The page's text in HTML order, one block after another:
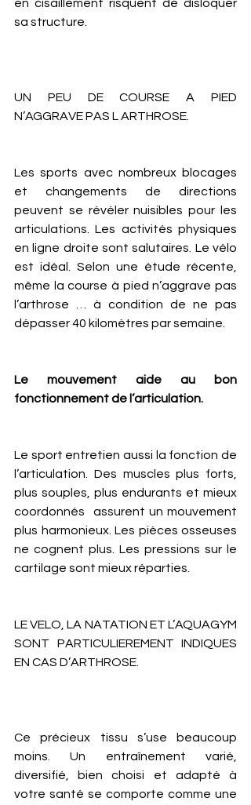
en cisaillement risquent de disloquer
sa structure.
UN PEU DE COURSE A PIED
N’AGGRAVE PAS L ARTHROSE.
Les sports avec nombreux blocages
et changements de directions
peuvent se révéler nuisibles pour les
articulations. Les activités physiques
en ligne droite sont salutaires. Le vélo
est idéal. Selon une étude récente,
même la course à pied n’aggrave pas
l’arthrose … à condition de ne pas
dépasser 40 kilomètres par semaine.
Le mouvement aide au bon
fonctionnement de l’articulation.
Le sport entretien aussi la fonction de
l’articulation. Des muscles plus forts,
plus souples, plus endurants et mieux
coordonnés  assurent un mouvement
plus harmonieux. Les pièces osseuses
ne cognent plus. Les pressions sur le
cartilage sont mieux réparties.
LE VELO, LA NATATION ET L’AQUAGYM
SONT PARTICULIEREMENT INDIQUES
EN CAS D’ARTHROSE.
Ce précieux tissu s’use beaucoup
moins. Un entraînement varié,
diversifié, bien choisi et adapté à
votre santé se comporte comme une